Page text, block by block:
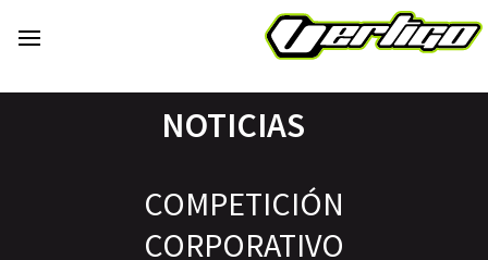
NOTICIAS
COMPETICIÓN
CORPORATIVO